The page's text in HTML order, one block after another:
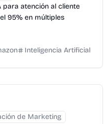
para atención al cliente
95% en múltiples
Inteligencia Artificial
de Marketing